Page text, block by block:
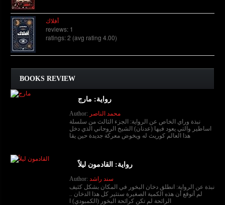
أفلاك
reviews: 1
ratings: 2 (avg rating 4.00)
BOOKS REVIEW
رواية: مارج
Author: محمد الناصر
نبذة وراي الخاص عن الرواية: الجزء الثالث من سلسلة
اساطير والتي يعود فيها (عدنان) الشيخ الروحاني الذي دخل
هذا العالم كوريث له ويخوض معركة جديدة حين يقا
رواية: القادمون ليلاً
Author: سند راشد
نبذة عن الرواية: انطلق دخان البخور في المكان بشكل كثيف
لم أتوقع أن هذه الكمية الصغيرة ستثير كل هذا الدخان ..
الرائحة لم تكن كرائحة البخور (الكمبودي) ا